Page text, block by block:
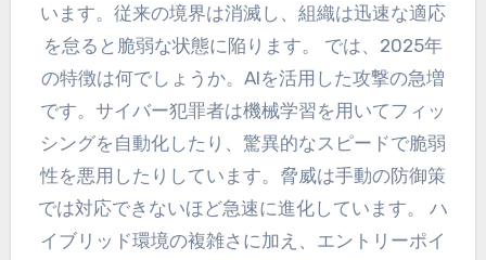
います。従来の境界は消滅し、組織は迅速な適応
を怠ると脆弱な状態に陥ります。 では、2025年
の特徴は何でしょうか。AIを活用した攻撃の急増
です。サイバー犯罪者は機械学習を用いてフィッ
シングを自動化したり、驚異的なスピードで脆弱
性を悪用したりしています。脅威は手動の防御策
では対応できないほど急速に進化しています。 ハ
イブリッド環境の複雑さに加え、エントリーポイ